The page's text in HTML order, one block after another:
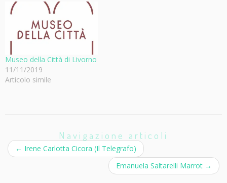
Museo della Città di Livorno
11/11/2019
Articolo simile
Navigazione articoli
← Irene Carlotta Cicora (Il Telegrafo)
Emanuela Saltarelli Marrot →